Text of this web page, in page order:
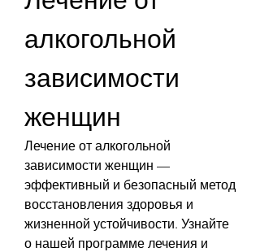
алкогольной
зависимости
женщин
Лечение от алкогольной
зависимости женщин —
эффективный и безопасный метод
восстановления здоровья и
жизненной устойчивости. Узнайте
о нашей программе лечения и